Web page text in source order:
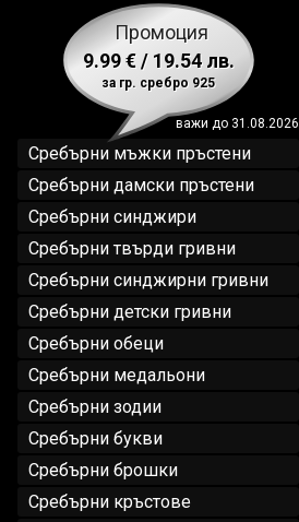
Промоция
9.99 € / 19.54 лв.
за гр. сребро 925
важи до 31.08.2026
Сребърни мъжки пръстени
Сребърни дамски пръстени
Сребърни синджири
Сребърни твърди гривни
Сребърни синджирни гривни
Сребърни детски гривни
Сребърни обеци
Сребърни медальони
Сребърни зодии
Сребърни букви
Сребърни брошки
Сребърни кръстове